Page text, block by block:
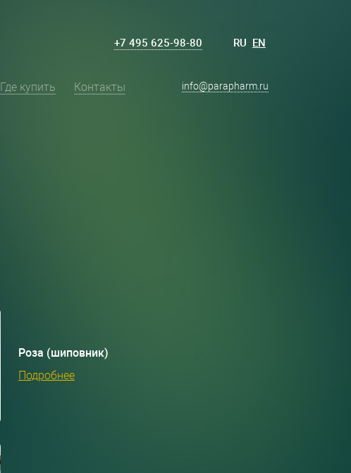
+7 495 625-98-80 RU EN
Где купить Контакты info@parapharm.ru
Роза (шиповник)
Подробнее